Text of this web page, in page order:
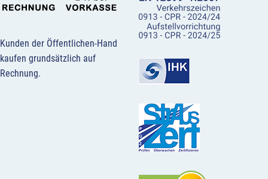
Kunden der Öffentlichen-Hand
kaufen grundsätzlich auf
Rechnung.